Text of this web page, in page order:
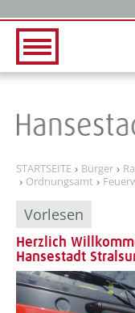
STARTSEITE Bürger
Ordnungsamt
Vorlesen
Herzlich
Hansestadt
???